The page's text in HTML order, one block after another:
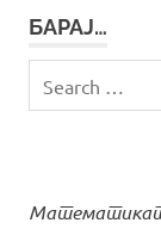
БАРАЈ…
for: